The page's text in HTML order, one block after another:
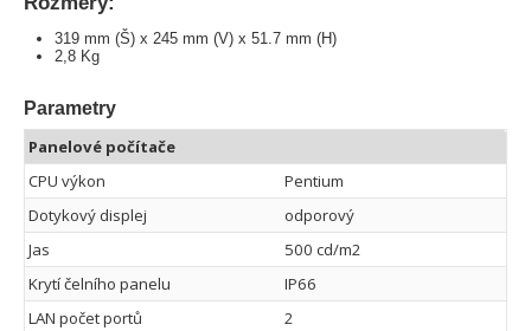
319 mm (Š) x 245 mm (V) x 51.7 mm (H)
2,8 Kg
Parametry
Panelové počítače
CPU výkon
Pentium
Dotykový displej
odporový
Jas
500 cd/m2
Krytí čelního panelu
IP66
LAN počet portů
2